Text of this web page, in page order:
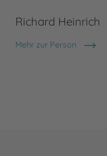
Richard Heinrich
Mehr zur Person
Richard Heinrich